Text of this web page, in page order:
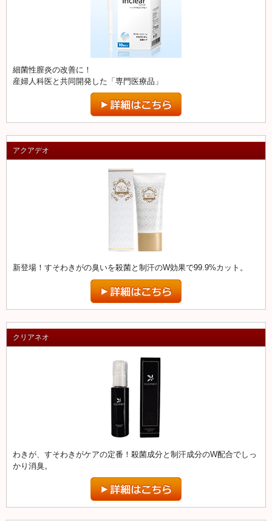
細菌性膣炎の改善に！
産婦人科医と共同開発した「専門医療品」
アクアデオ
新登場！すそわきがの臭いを殺菌と制汗のW効果で99.9%カット。
クリアネオ
わきが、すそわきがケアの定番！殺菌成分と制汗成分のW配合でしっ
かり消臭。